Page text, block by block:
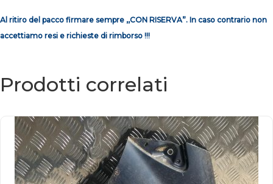
Al ritiro del pacco firmare sempre ,,CON RISERVA”. In caso contrario non
accettiamo resi e richieste di rimborso !!!
Prodotti correlati